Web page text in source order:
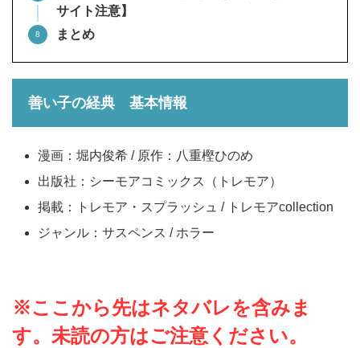
サイト注意】
まとめ
善い子の経典 基本情報
漫画：堀内俊希 / 原作：八重樫ひのめ
出版社：シーモアコミックス（トレモア）
掲載：トレモア・スプラッシュ / トレモアcollection
ジャンル：サスペンス / ホラー
※ここから先はネタバレを含みま
す。未読の方はご注意ください。